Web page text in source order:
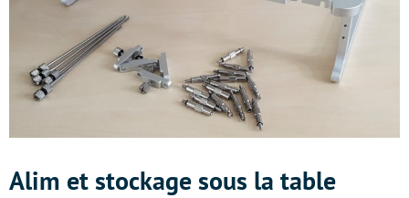
Alim et stockage sous la table